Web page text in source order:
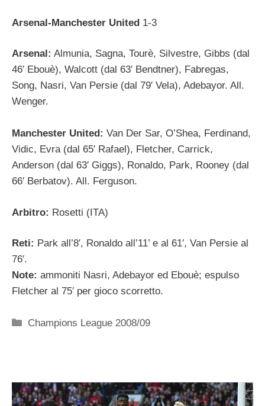
Arsenal-Manchester United 1-3
Arsenal: Almunia, Sagna, Tourè, Silvestre, Gibbs (dal
46′ Ebouè), Walcott (dal 63′ Bendtner), Fabregas,
Song, Nasri, Van Persie (dal 79′ Vela), Adebayor. All.
Wenger.
Manchester United: Van Der Sar, O’Shea, Ferdinand,
Vidic, Evra (dal 65′ Rafael), Fletcher, Carrick,
Anderson (dal 63′ Giggs), Ronaldo, Park, Rooney (dal
66′ Berbatov). All. Ferguson.
Arbitro: Rosetti (ITA)
Reti: Park all’8′, Ronaldo all’11’ e al 61′, Van Persie al
76′.
Note: ammoniti Nasri, Adebayor ed Ebouè; espulso
Fletcher al 75′ per gioco scorretto.
Categorie
Champions League 2008/09